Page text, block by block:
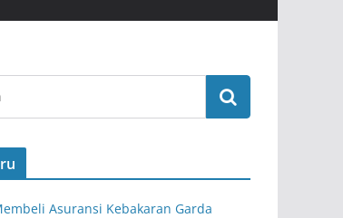
Asuransi Kebakaran Garda